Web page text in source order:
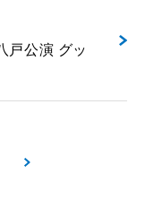
戸公演 グッ